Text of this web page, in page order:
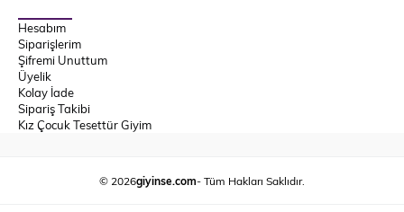
Hesabım
Siparişlerim
Şifremi Unuttum
Üyelik
Kolay İade
Sipariş Takibi
Kız Çocuk Tesettür Giyim
© 2026giyinse.com- Tüm Hakları Saklıdır.